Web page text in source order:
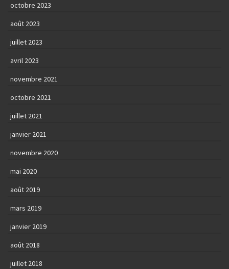
octobre 2023
août 2023
juillet 2023
avril 2023
novembre 2021
octobre 2021
juillet 2021
janvier 2021
novembre 2020
mai 2020
août 2019
mars 2019
janvier 2019
août 2018
juillet 2018